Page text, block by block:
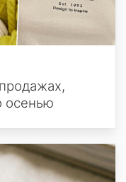
осенью